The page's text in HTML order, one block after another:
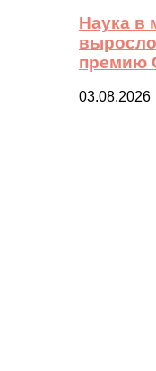
Наука в
премию
03.08.2026